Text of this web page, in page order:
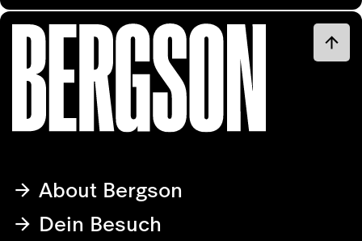
About Bergson
Dein Besuch